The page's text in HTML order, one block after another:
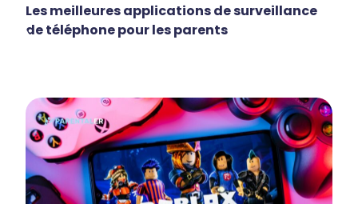
Les meilleures applications de surveillance
de téléphone pour les parents